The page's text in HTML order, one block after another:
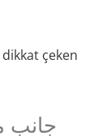
çeken
جانب